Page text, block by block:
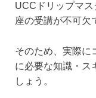
UCCドリップマ
座の受講が不可欠
そのため、実際に
に必要な知識・ス
しょう。